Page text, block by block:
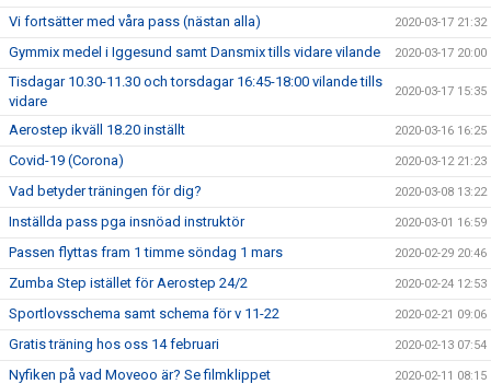
Vi fortsätter med våra pass (nästan alla) 2020-03-17 21:32
Gymmix medel i Iggesund samt Dansmix tills vidare vilande 2020-03-17 20:00
Tisdagar 10.30-11.30 och torsdagar 16:45-18:00 vilande tills
vidare
2020-03-17 15:35
Aerostep ikväll 18.20 inställt 2020-03-16 16:25
Covid-19 (Corona) 2020-03-12 21:23
Vad betyder träningen för dig? 2020-03-08 13:22
Inställda pass pga insnöad instruktör 2020-03-01 16:59
Passen flyttas fram 1 timme söndag 1 mars 2020-02-29 20:46
Zumba Step istället för Aerostep 24/2 2020-02-24 12:53
Sportlovsschema samt schema för v 11-22 2020-02-21 09:06
Gratis träning hos oss 14 februari 2020-02-13 07:54
Nyfiken på vad Moveoo är? Se filmklippet 2020-02-11 08:15